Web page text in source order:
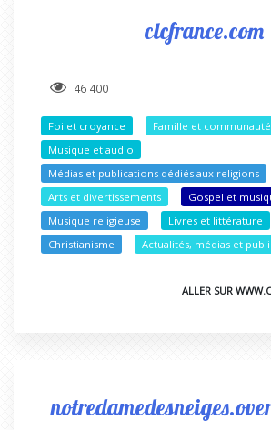
clcfrance.com
46 400
Foi et croyance
Famille et communauté
Musique et audio
Médias et publications dédiés aux religions
Arts et divertissements
Gospel et
Musique religieuse
Livres et littérature
Christianisme
Actualités, médias et
ALLER SUR